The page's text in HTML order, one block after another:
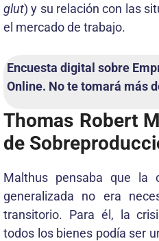
glut) y su relación con las
el mercado de trabajo.
Encuesta digital sobre
Online. No te tomará más
Thomas Robert
de
Malthus pensaba que la
generalizada no era
transitorio. Para él, la
todos los bienes podía ser